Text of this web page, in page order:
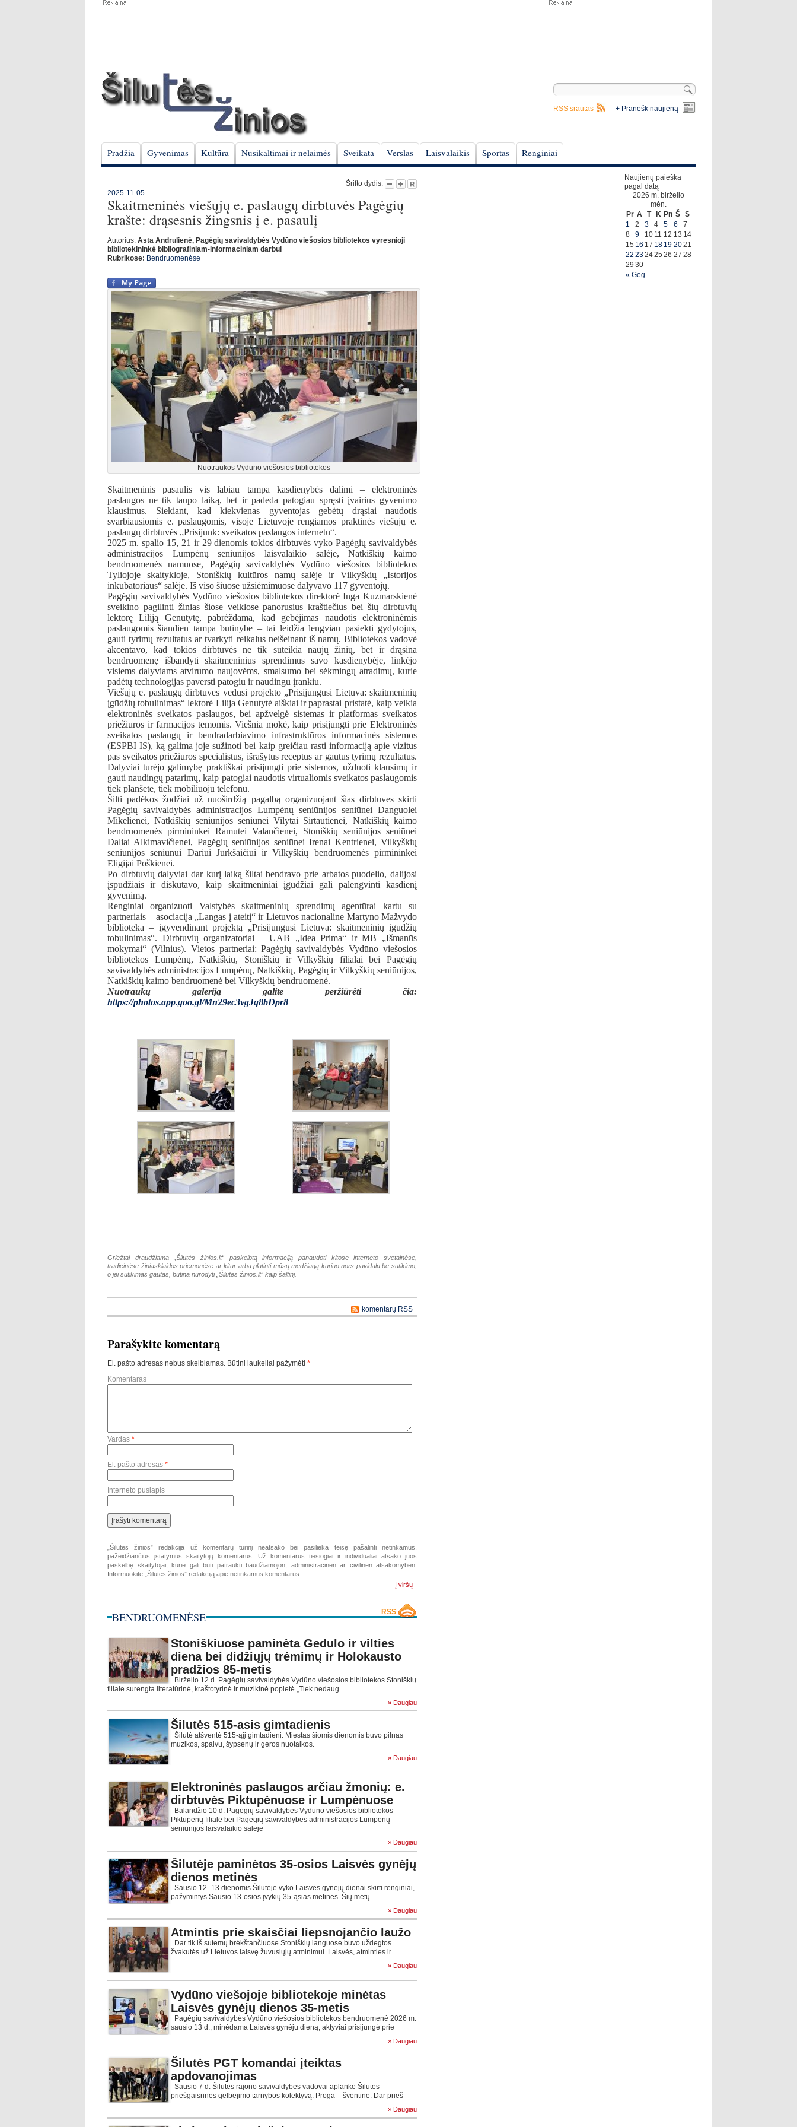
+ Pranešk naujieną
RSS srautas
Pradžia Gyvenimas Kultūra Nusikaltimai ir nelaimės Sveikata Verslas Laisvalaikis Sportas Renginiai
Šrifto dydis:
2025-11-05
Skaitmeninės viešųjų e. paslaugų dirbtuvės Pagėgių
krašte: drąsesnis žingsnis į e. pasaulį
Autorius: Asta Andrulienė, Pagėgių savivaldybės Vydūno viešosios bibliotekos vyresnioji
bibliotekininkė bibliografiniam-informaciniam darbui
Rubrikose: Bendruomenėse
Nuotraukos Vydūno viešosios bibliotekos
Skaitmeninis pasaulis vis labiau tampa kasdienybės dalimi – elektroninės
paslaugos ne tik taupo laiką, bet ir padeda patogiau spręsti įvairius gyvenimo
klausimus. Siekiant, kad kiekvienas gyventojas gebėtų drąsiai naudotis
svarbiausiomis e. paslaugomis, visoje Lietuvoje rengiamos praktinės viešųjų e.
paslaugų dirbtuvės „Prisijunk: sveikatos paslaugos internetu“.
2025 m. spalio 15, 21 ir 29 dienomis tokios dirbtuvės vyko Pagėgių savivaldybės
administracijos Lumpėnų seniūnijos laisvalaikio salėje, Natkiškių kaimo
bendruomenės namuose, Pagėgių savivaldybės Vydūno viešosios bibliotekos
Tyliojoje skaitykloje, Stoniškių kultūros namų salėje ir Vilkyškių „Istorijos
inkubatoriaus“ salėje. Iš viso šiuose užsiėmimuose dalyvavo 117 gyventojų.
Pagėgių savivaldybės Vydūno viešosios bibliotekos direktorė Inga Kuzmarskienė
sveikino pagilinti žinias šiose veiklose panorusius kraštiečius bei šių dirbtuvių
lektorę Liliją Genutytę, pabrėždama, kad gebėjimas naudotis elektroninėmis
paslaugomis šiandien tampa būtinybe – tai leidžia lengviau pasiekti gydytojus,
gauti tyrimų rezultatus ar tvarkyti reikalus neišeinant iš namų. Bibliotekos vadovė
akcentavo, kad tokios dirbtuvės ne tik suteikia naujų žinių, bet ir drąsina
bendruomenę išbandyti skaitmeninius sprendimus savo kasdienybėje, linkėjo
visiems dalyviams atvirumo naujovėms, smalsumo bei sėkmingų atradimų, kurie
padėtų technologijas paversti patogiu ir naudingu įrankiu.
Viešųjų e. paslaugų dirbtuves vedusi projekto „Prisijungusi Lietuva: skaitmeninių
įgūdžių tobulinimas“ lektorė Lilija Genutytė aiškiai ir paprastai pristatė, kaip veikia
elektroninės sveikatos paslaugos, bei apžvelgė sistemas ir platformas sveikatos
priežiūros ir farmacijos temomis. Viešnia mokė, kaip prisijungti prie Elektroninės
sveikatos paslaugų ir bendradarbiavimo infrastruktūros informacinės sistemos
(ESPBI IS), ką galima joje sužinoti bei kaip greičiau rasti informaciją apie vizitus
pas sveikatos priežiūros specialistus, išrašytus receptus ar gautus tyrimų rezultatus.
Dalyviai turėjo galimybę praktiškai prisijungti prie sistemos, užduoti klausimų ir
gauti naudingų patarimų, kaip patogiai naudotis virtualiomis sveikatos paslaugomis
tiek planšete, tiek mobiliuoju telefonu.
Šilti padėkos žodžiai už nuoširdžią pagalbą organizuojant šias dirbtuves skirti
Pagėgių savivaldybės administracijos Lumpėnų seniūnijos seniūnei Danguolei
Mikelienei, Natkiškių seniūnijos seniūnei Vilytai Sirtautienei, Natkiškių kaimo
bendruomenės pirmininkei Ramutei Valančienei, Stoniškių seniūnijos seniūnei
Daliai Alkimavičienei, Pagėgių seniūnijos seniūnei Irenai Kentrienei, Vilkyškių
seniūnijos seniūnui Dariui Jurkšaičiui ir Vilkyškių bendruomenės pirmininkei
Eligijai Poškienei.
Po dirbtuvių dalyviai dar kurį laiką šiltai bendravo prie arbatos puodelio, dalijosi
įspūdžiais ir diskutavo, kaip skaitmeniniai įgūdžiai gali palengvinti kasdienį
gyvenimą.
Renginiai organizuoti Valstybės skaitmeninių sprendimų agentūrai kartu su
partneriais – asociacija „Langas į ateitį“ ir Lietuvos nacionaline Martyno Mažvydo
biblioteka – įgyvendinant projektą „Prisijungusi Lietuva: skaitmeninių įgūdžių
tobulinimas“. Dirbtuvių organizatoriai – UAB „Idea Prima“ ir MB „Išmanūs
mokymai“ (Vilnius). Vietos partneriai: Pagėgių savivaldybės Vydūno viešosios
bibliotekos Lumpėnų, Natkiškių, Stoniškių ir Vilkyškių filialai bei Pagėgių
savivaldybės administracijos Lumpėnų, Natkiškių, Pagėgių ir Vilkyškių seniūnijos,
Natkiškių kaimo bendruomenė bei Vilkyškių bendruomenė.
Nuotraukų galeriją galite peržiūrėti čia:
https://photos.app.goo.gl/Mn29ec3vgJq8bDpr8
Griežtai draudžiama „Šilutės žinios.lt“ paskelbtą informaciją panaudoti kitose interneto svetainėse,
tradicinėse žiniasklaidos priemonėse ar kitur arba platinti mūsų medžiagą kuriuo nors pavidalu be sutikimo,
o jei sutikimas gautas, būtina nurodyti „Šilutės žinios.lt“ kaip šaltinį.
komentarų RSS
Parašykite komentarą
El. pašto adresas nebus skelbiamas. Būtini laukeliai pažymėti *
Komentaras
Vardas *
El. pašto adresas *
Interneto puslapis
„Šilutės žinios” redakcija už komentarų turinį neatsako bei pasilieka teisę pašalinti netinkamus,
pažeidžiančius įstatymus skaitytojų komentarus. Už komentarus tiesiogiai ir individualiai atsako juos
paskelbę skaitytojai, kurie gali būti patraukti baudžiamojon, administracinėn ar civilinėn atsakomybėn.
Informuokite „Šilutės žinios” redakciją apie netinkamus komentarus.
Į viršų
BENDRUOMENĖSE RSS
Stoniškiuose paminėta Gedulo ir vilties
diena bei didžiųjų trėmimų ir Holokausto
pradžios 85-metis
Birželio 12 d. Pagėgių savivaldybės Vydūno viešosios bibliotekos Stoniškių
filiale surengta literatūrinė, kraštotyrinė ir muzikinė popietė „Tiek nedaug
» Daugiau
Šilutės 515-asis gimtadienis
Šilutė atšventė 515-ąjį gimtadienį. Miestas šiomis dienomis buvo pilnas
muzikos, spalvų, šypsenų ir geros nuotaikos.
» Daugiau
Elektroninės paslaugos arčiau žmonių: e.
dirbtuvės Piktupėnuose ir Lumpėnuose
Balandžio 10 d. Pagėgių savivaldybės Vydūno viešosios bibliotekos
Piktupėnų filiale bei Pagėgių savivaldybės administracijos Lumpėnų
seniūnijos laisvalaikio salėje
» Daugiau
Šilutėje paminėtos 35-osios Laisvės gynėjų
dienos metinės
Sausio 12–13 dienomis Šilutėje vyko Laisvės gynėjų dienai skirti renginiai,
pažymintys Sausio 13-osios įvykių 35-ąsias metines. Šių metų
» Daugiau
Atmintis prie skaisčiai liepsnojančio laužo
Dar tik iš sutemų brėkštančiuose Stoniškių languose buvo uždegtos
žvakutės už Lietuvos laisvę žuvusiųjų atminimui. Laisvės, atminties ir
» Daugiau
Vydūno viešojoje bibliotekoje minėtas
Laisvės gynėjų dienos 35-metis
Pagėgių savivaldybės Vydūno viešosios bibliotekos bendruomenė 2026 m.
sausio 13 d., minėdama Laisvės gynėjų dieną, aktyviai prisijungė prie
» Daugiau
Šilutės PGT komandai įteiktas
apdovanojimas
Sausio 7 d. Šilutės rajono savivaldybės vadovai aplankė Šilutės
priešgaisrinės gelbėjimo tarnybos kolektyvą. Proga – šventinė. Dar prieš
» Daugiau
Naujienų paieška
pagal datą
2026 m. birželio
mėn.
Pr A T K Pn Š S
« Geg
1 2 3 4 5 6
7
8
9 10 11 12 13 14
15 16 17 18 19 2021
22 232425 26 27 28
29 30